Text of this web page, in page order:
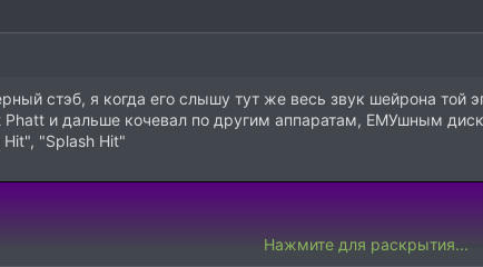
стэб, я когда его слышу тут же весь звук шейрона
Phatt и дальше кочевал по другим аппаратам, ЕМУшным
"Splash Hit"
Нажмите для раскрытия...